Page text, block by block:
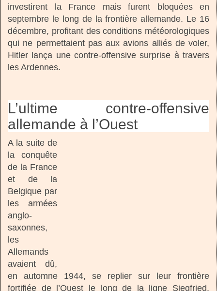
investirent la France mais furent bloquées en
septembre le long de la frontière allemande. Le 16
décembre, profitant des conditions météorologiques
qui ne permettaient pas aux avions alliés de voler,
Hitler lança une contre-offensive surprise à travers
les Ardennes.
L’ultime contre-offensive
allemande à l’Ouest
A la suite de
la conquête
de la France
et de la
Belgique par
les armées
anglo-
saxonnes,
les
Allemands
avaient dû,
en automne 1944, se replier sur leur frontière
fortifiée de l’Ouest le long de la ligne Siegfried.